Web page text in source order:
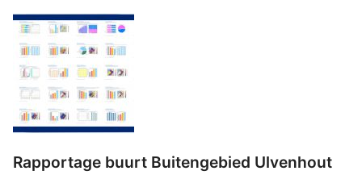
Rapportage buurt Buitengebied Ulvenhout